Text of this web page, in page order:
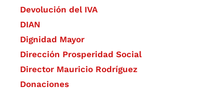
Devolución del IVA
DIAN
Dignidad Mayor
Dirección Prosperidad Social
Director Mauricio Rodríguez
Donaciones